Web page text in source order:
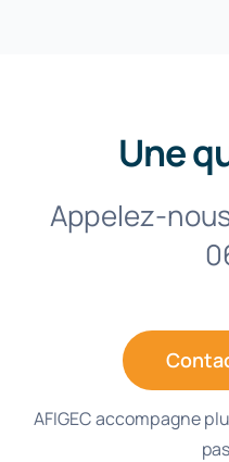
Une
Appelez-
AFIGEC accompagne